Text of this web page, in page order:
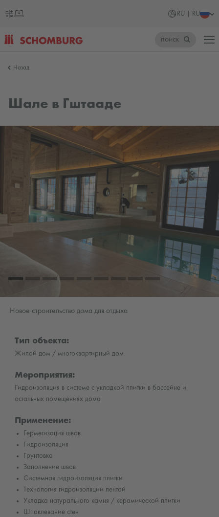
RU | RU
поиск
Назад
Шале в Гштааде
Новое строительство дома для отдыха
Тип объекта:
Жилой дом / многоквартирный дом
Мероприятия:
Гидроизоляция в системе с укладкой плитки в бассейне и
остальных помещениях дома
Применение:
Герметизация швов
Гидроизоляция
Грунтовка
Заполнение швов
Системная гидроизоляция плитки
Технология гидроизоляции лентой
Укладка натурального камня / керамической плитки
Шпаклевание стен